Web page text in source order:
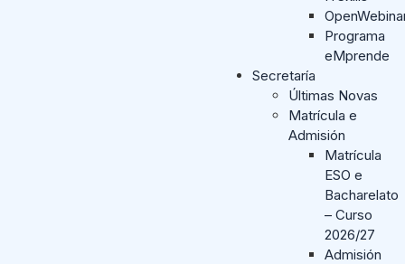
Programa
eMprende
Secretaría
Últimas Novas
Matrícula e
Admisión
Matrícula
ESO e
Bacharelato
– Curso
2026/27
Admisión